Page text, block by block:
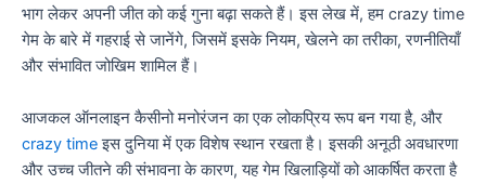
भाग लेकर अपनी जीत को कई गुना बढ़ा सकते हैं। इस लेख में, हम crazy time
गेम के बारे में गहराई से जानेंगे, जिसमें इसके नियम, खेलने का तरीका, रणनीतियाँ
और संभावित जोखिम शामिल हैं।
आजकल ऑनलाइन कैसीनो मनोरंजन का एक लोकप्रिय रूप बन गया है, और
crazy timeइस दुनिया में एक विशेष स्थान रखता है। इसकी अनूठी अवधारणा
और उच्च जीतने की संभावना के कारण, यह गेम खिलाड़ियों को आकर्षित करता है